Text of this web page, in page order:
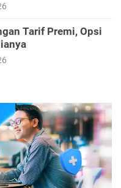
Tarif Premi, Opsi